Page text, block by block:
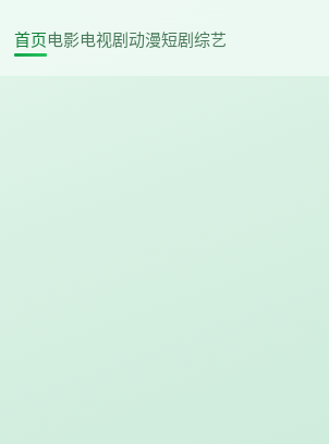
首页电影电视剧动漫短剧综艺